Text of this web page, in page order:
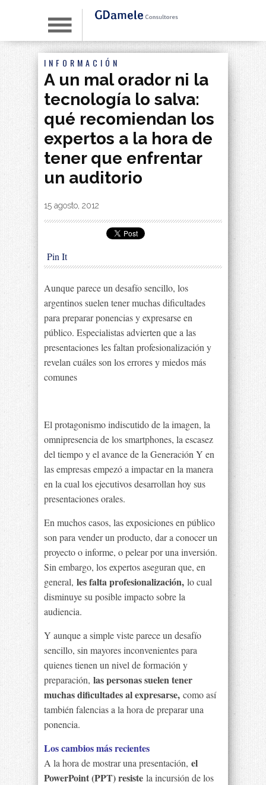
INFORMACIÓN
A un mal orador ni la
tecnología lo salva:
qué recomiendan los
expertos a la hora de
tener que enfrentar
un auditorio
By|
15 agosto, 2012
Pin It
Aunque parece un desafío sencillo, los
argentinos suelen tener muchas dificultades
para preparar ponencias y expresarse en
público. Especialistas advierten que a las
presentaciones les faltan profesionalización y
revelan cuáles son los errores y miedos más
comunes
El protagonismo indiscutido de la imagen, la
omnipresencia de los smartphones, la escasez
del tiempo y el avance de la Generación Y en
las empresas empezó a impactar en la manera
en la cual los ejecutivos desarrollan hoy sus
presentaciones orales.
En muchos casos, las exposiciones en público
son para vender un producto, dar a conocer un
proyecto o informe, o pelear por una inversión.
Sin embargo, los expertos aseguran que, en
general, les falta profesionalización, lo cual
disminuye su posible impacto sobre la
audiencia.
Y aunque a simple viste parece un desafío
sencillo, sin mayores inconvenientes para
quienes tienen un nivel de formación y
preparación, las personas suelen tener
muchas dificultades al expresarse, como así
también falencias a la hora de preparar una
ponencia.
Los cambios más recientes
A la hora de mostrar una presentación, el
PowerPoint (PPT) resiste la incursión de los